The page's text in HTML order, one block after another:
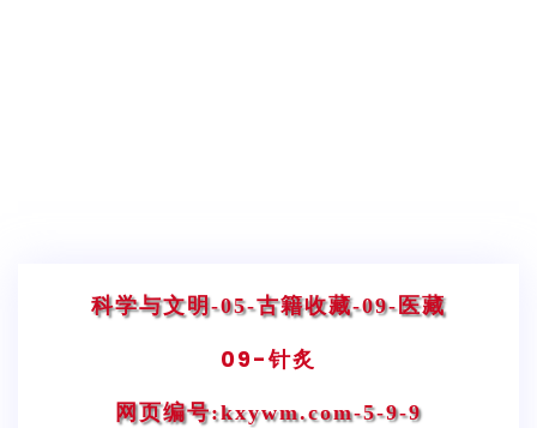
科学与文明-05-古籍收藏-09-医藏
09-针炙
网页编号:kxywm.com-5-9-9